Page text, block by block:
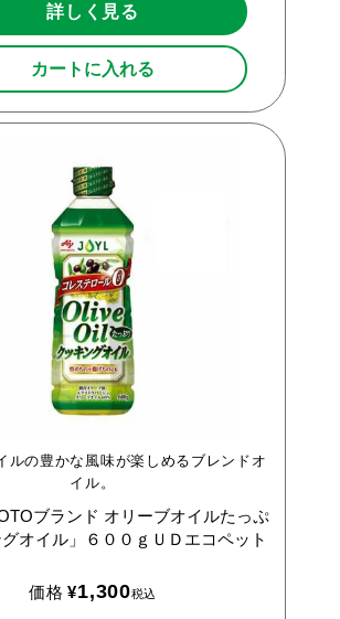
詳しく見る
カートに入れる
ルの豊かな風味が楽しめるブレンドオ
イル。
ブランド オリーブオイルたっぷ
オイル」６００ｇＵＤエコペット
価格 ¥1,300税込